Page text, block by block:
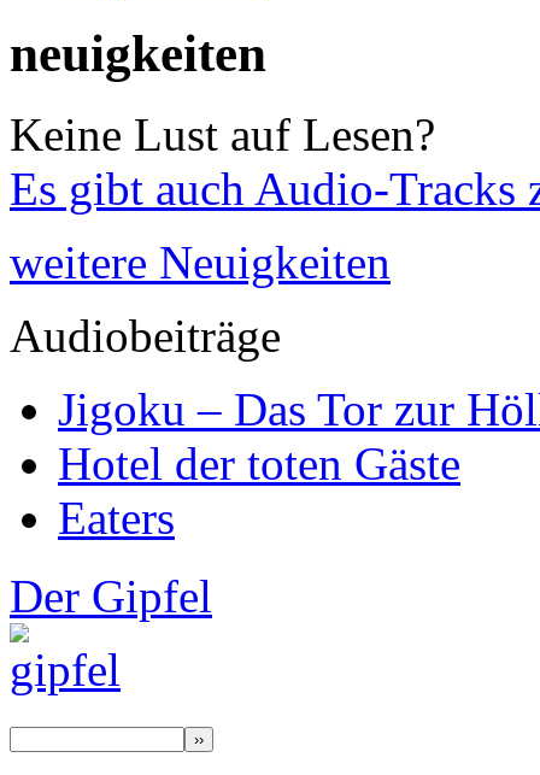
neuigkeiten
Keine Lust auf Lesen?
Es gibt auch Audio-Tracks
weitere Neuigkeiten
Audiobeiträge
Jigoku – Das Tor zur
Hotel der toten Gäste
Eaters
Der Gipfel